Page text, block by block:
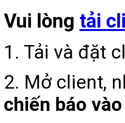
Vui lòng tải
1. Tải và đặt
2. Mở client,
chiến báo vào